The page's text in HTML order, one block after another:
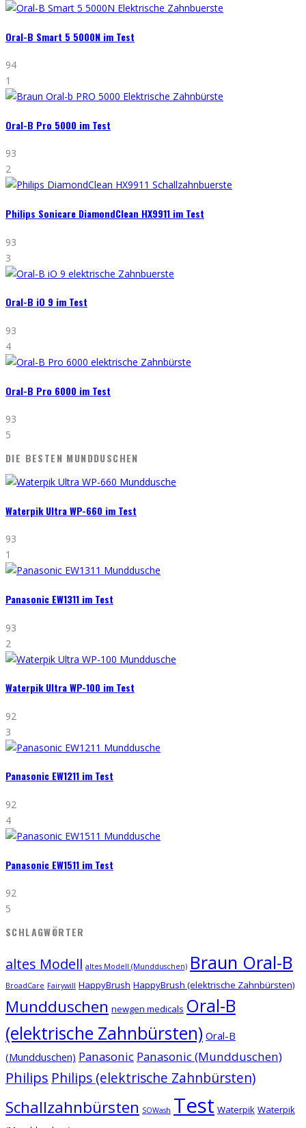
Oral-B Smart 5 5000N im Test
94
1
Oral-B Pro 5000 im Test
93
2
Philips Sonicare DiamondClean HX9911 im Test
93
3
Oral-B iO 9 im Test
93
4
Oral-B Pro 6000 im Test
93
5
DIE BESTEN MUNDDUSCHEN
Waterpik Ultra WP-660 im Test
93
1
Panasonic EW1311 im Test
93
2
Waterpik Ultra WP-100 im Test
92
3
Panasonic EW1211 im Test
92
4
Panasonic EW1511 im Test
92
5
SCHLAGWÖRTER
altes Modell altes Modell (Mundduschen) Braun Oral-B
BroadCare Fairywill HappyBrush HappyBrush (elektrische Zahnbürsten)
Mundduschen newgen medicals Oral-B
(elektrische Zahnbürsten) Oral-B
(Mundduschen) Panasonic Panasonic (Mundduschen)
Philips Philips (elektrische Zahnbürsten)
Schallzahnbürsten SOWash Test Waterpik Waterpik